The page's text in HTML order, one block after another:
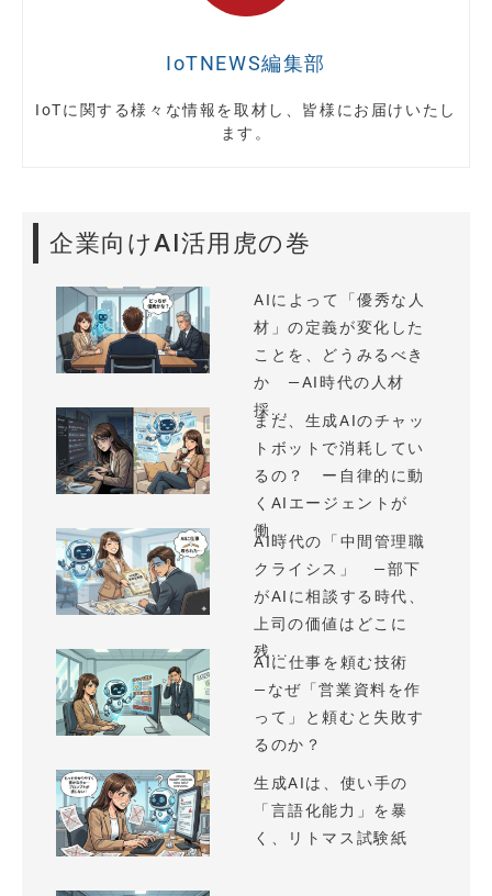
IoTNEWS編集部
IoTに関する様々な情報を取材し、皆様にお届けいたし
ます。
企業向けAI活用虎の巻
AIによって「優秀な人
材」の定義が変化した
ことを、どうみるべき
か —AI時代の人材
採...
まだ、生成AIのチャッ
トボットで消耗してい
るの？ ー自律的に動
くAIエージェントが
働...
AI時代の「中間管理職
クライシス」 —部下
がAIに相談する時代、
上司の価値はどこに
残...
AIに仕事を頼む技術
—なぜ「営業資料を作
って」と頼むと失敗す
るのか？
生成AIは、使い手の
「言語化能力」を暴
く、リトマス試験紙